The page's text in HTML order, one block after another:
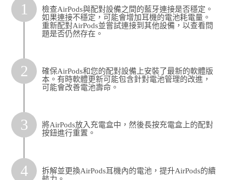
1
檢查AirPods與配對設備之間的藍牙連接是否穩定。
如果連接不穩定，可能會增加耳機的電池耗電量。
重新配對AirPods並嘗試連接到其他設備，以查看問
題是否仍然存在。
2
確保AirPods和您的配對設備上安裝了最新的軟體版
本。有時軟體更新可能包含針對電池管理的改進，
可能會改善電池壽命。
3
將AirPods放入充電盒中，然後長按充電盒上的配對
按鈕進行重置。
4
拆解並更換AirPods耳機內的電池，提升AirPods的續